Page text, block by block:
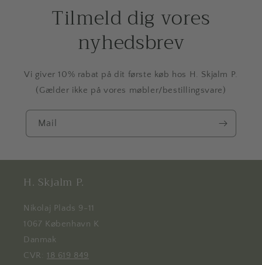
Tilmeld dig vores
nyhedsbrev
Vi giver 10% rabat på dit første køb hos H. Skjalm P.
(Gælder ikke på vores møbler/bestillingsvare)
Mail
H. Skjalm P.
Nikolaj Plads 9-11
1067 København K
Danmak
CVR: 18 619 849